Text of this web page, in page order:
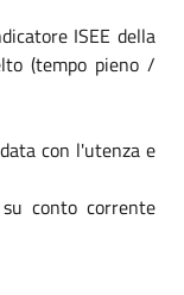
ISEE della
(tempo pieno /
con l'utenza e
conto corrente